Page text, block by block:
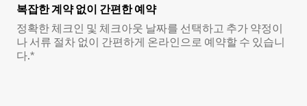
복잡한 계약 없이 간편한 예약
정확한 체크인 및 체크아웃 날짜를 선택하고 추가 약정이
나 서류 절차 없이 간편하게 온라인으로 예약할 수 있습니
다.*